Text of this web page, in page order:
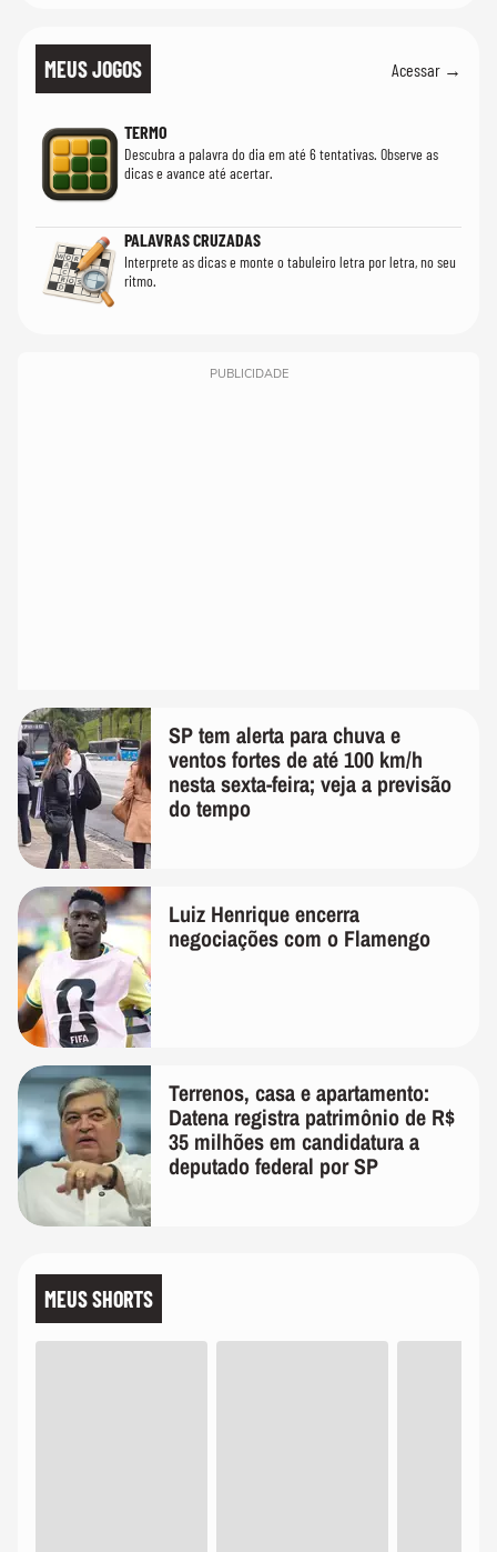
MEUS JOGOS Acessar →
TERMO
Descubra a palavra do dia em até 6 tentativas. Observe as
dicas e avance até acertar.
PALAVRAS CRUZADAS
Interprete as dicas e monte o tabuleiro letra por letra, no seu
ritmo.
PUBLICIDADE
SP tem alerta para chuva e
ventos fortes de até 100 km/h
nesta sexta-feira; veja a previsão
do tempo
Luiz Henrique encerra
negociações com o Flamengo
Terrenos, casa e apartamento:
Datena registra patrimônio de R$
35 milhões em candidatura a
deputado federal por SP
MEUS SHORTS